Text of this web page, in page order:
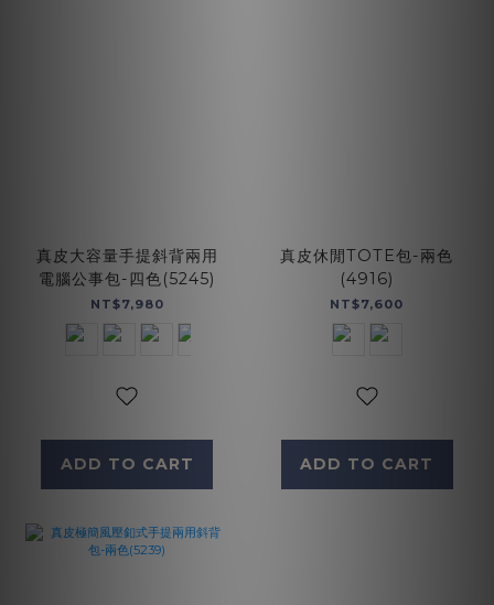
真皮大容量手提斜背兩用
電腦公事包-四色(5245)
NT$7,980
ADD TO CART
真皮休閒TOTE包-兩色
(4916)
NT$7,600
ADD TO CART